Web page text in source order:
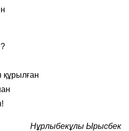
Нұрлыбекұлы Ырысбек